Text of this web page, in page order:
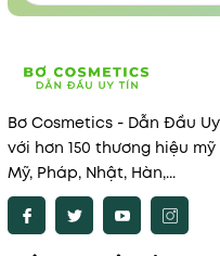
Bơ Cosmetics - Dẫn Đầu
với hơn 150 thương hiệu
Mỹ, Pháp, Nhật, Hàn,...